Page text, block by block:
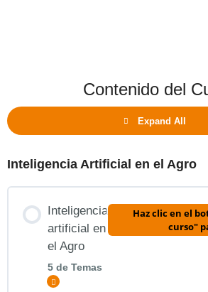
Contenido del
Expand All
Inteligencia Artificial en el Agro
Inteligencia
artificial en
el Agro
5 de Temas
Haz clic en el
curso"